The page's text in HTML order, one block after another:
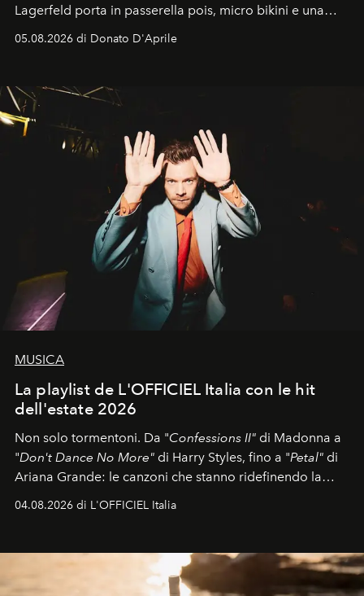
Lagerfeld porta in passerella pois, micro bikini e una
logomania pensata per la spiaggia
Kate, Claudia e Carla una dietro l'altra. Trent'anni dopo,
uno dei documenti più contemporanei che abbiamo.
05.08.2026 di Donato D'Aprile
MUSICA
La playlist de L'OFFICIEL Italia con le hit
dell'estate 2026
Non solo tormentoni. Da "Confessions II" di Madonna a
"Don't Dance No More" di Harry Styles, fino a "Petal" di
Ariana Grande: le canzoni che stanno ridefinendo la
colonna sonora della stagione.
04.08.2026 di L'OFFICIEL Italia